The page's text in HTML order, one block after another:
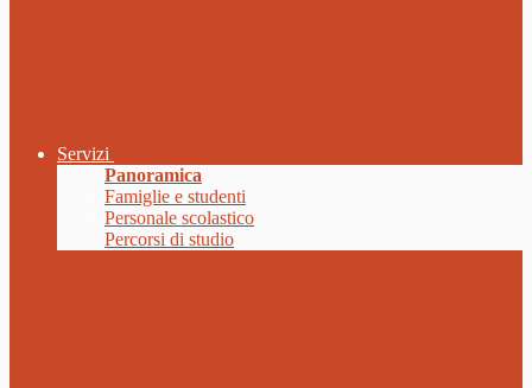
Servizi
Panoramica
Famiglie e studenti
Personale scolastico
Percorsi di studio